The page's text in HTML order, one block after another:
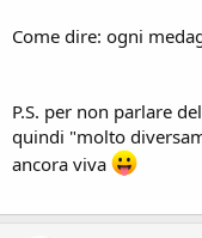
Come dire: ogni
P.S. per non parlare
quindi "molto
ancora viva